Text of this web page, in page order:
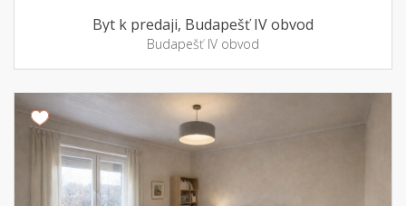
Byt k predaji, Budapešť IV obvod
Budapešť IV obvod